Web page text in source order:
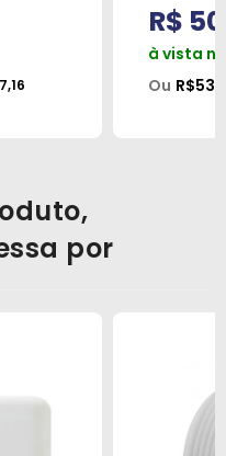
R$
à vista
Ou
por